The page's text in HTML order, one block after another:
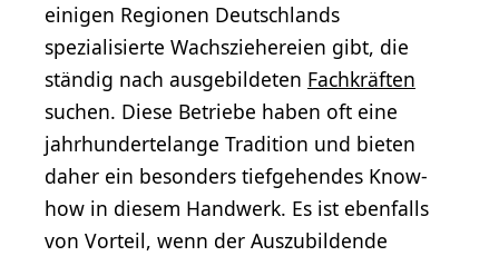
einigen Regionen Deutschlands
spezialisierte Wachsziehereien gibt, die
ständig nach ausgebildeten Fachkräften
suchen. Diese Betriebe haben oft eine
jahrhundertelange Tradition und bieten
daher ein besonders tiefgehendes Know-
how in diesem Handwerk. Es ist ebenfalls
von Vorteil, wenn der Auszubildende